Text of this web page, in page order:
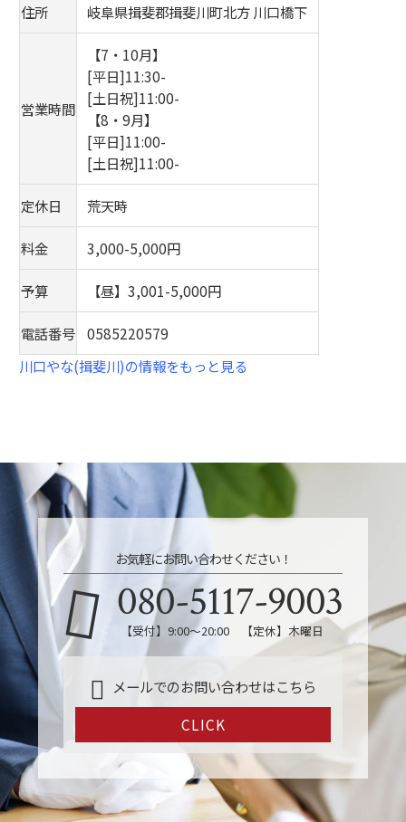
住所 岐阜県揖斐郡揖斐川町北方 川口橋下
営業時間
【7・10月】
[平日]11:30-
[土日祝]11:00-
【8・9月】
[平日]11:00-
[土日祝]11:00-
定休日 荒天時
料金 3,000-5,000円
予算 【昼】3,001-5,000円
電話番号 0585220579
川口やな(揖斐川)の情報をもっと見る
お気軽にお問い合わせください！
080-5117-9003
【受付】9:00～20:00 【定休】木曜日
メールでのお問い合わせはこちら
CLICK